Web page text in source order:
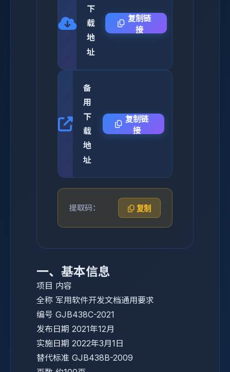
下
载
地
址
复制链
接
备
用
下
载
地
址
复制链
接
提取码： 复制
一、基本信息
项目 内容
全称 军用软件开发文档通用要求
编号 GJB438C-2021
发布日期 2021年12月
实施日期 2022年3月1日
替代标准 GJB438B-2009